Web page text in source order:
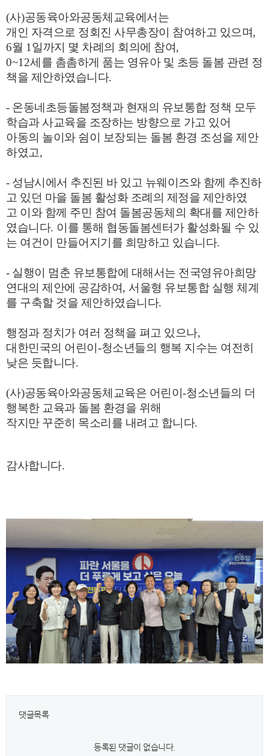
(사)공동육아와공동체교육에서는
개인 자격으로 정회진 사무총장이 참여하고 있으며,
6월 1 일까지 몇 차례의 회의에 참여,
0~12세를 촘촘하게 품는 영유아 및 초등 돌봄 관련 정
책을 제안하였습니다.
- 온동네초등돌봄정책과 현재의 유보통합 정책 모두
학습과 사교육을 조장하는 방향으로 가고 있어
아동의 놀이와 쉼이 보장되는 돌봄 환경 조성을 제안
하였고,
- 성남시에서 추진된 바 있고 뉴웨이즈와 함께 추진하
고 있던 마을 돌봄 활성화 조례의 제정을 제안하였
고 이와 함께 주민 참여 돌봄공동체의 확대를 제안하
였습니다. 이를 통해 협동돌봄센터가 활성화될 수 있
는 여건이 만들어지기를 희망하고 있습니다.
- 실행이 멈춘 유보통합에 대해서는 전국영유아희망
연대의 제안에 공감하여, 서울형 유보통합 실행 체계
를 구축할 것을 제안하였습니다.
행정과 정치가 여러 정책을 펴고 있으나,
대한민국의 어린이 -청소년들의 행복 지수는 여전히
낮은 듯합니다.
(사)공동육아와공동체교육은 어린이 -청소년들의 더
행복한 교육과 돌봄 환경을 위해
작지만 꾸준히 목소리를 내려고 합니다.
감사합니다.
댓글목록
등록된 댓글이 없습니다.